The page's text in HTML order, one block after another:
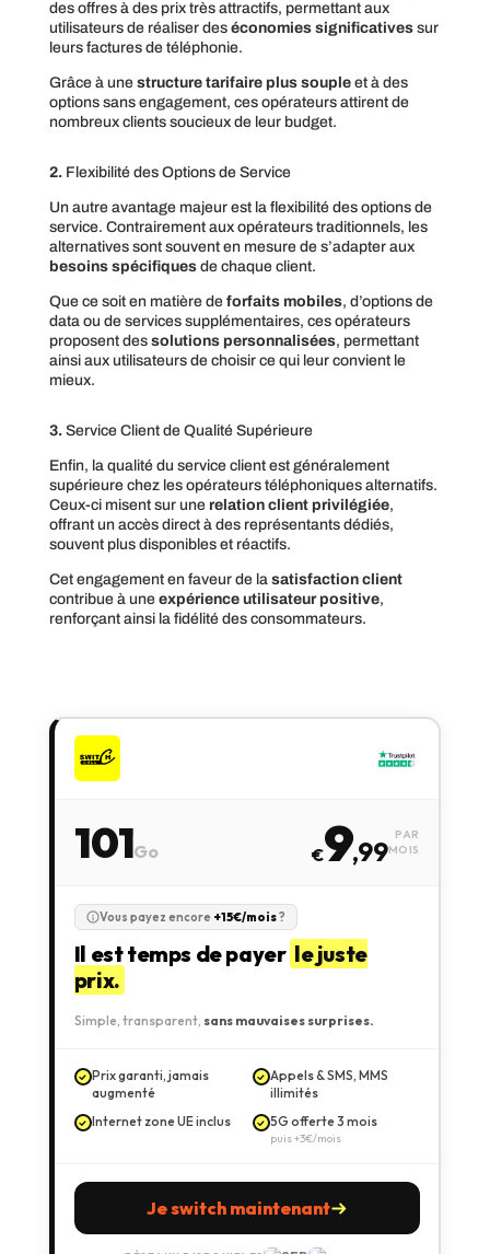
des offres à des prix très attractifs, permettant aux
utilisateurs de réaliser des économies significativessur
leurs factures de téléphonie.
Grâce à une structure tarifaire plus soupleet à des
options sans engagement, ces opérateurs attirent de
nombreux clients soucieux de leur budget.
2. Flexibilité des Options de Service
Un autre avantage majeur est la flexibilité des options de
service. Contrairement aux opérateurs traditionnels, les
alternatives sont souvent en mesure de s’adapter aux
besoins spécifiquesde chaque client.
Que ce soit en matière de forfaits mobiles, d’options de
data ou de services supplémentaires, ces opérateurs
proposent des solutions personnalisées, permettant
ainsi aux utilisateurs de choisir ce qui leur convient le
mieux.
3. Service Client de Qualité Supérieure
Enfin, la qualité du service client est généralement
supérieure chez les opérateurs téléphoniques alternatifs.
Ceux-ci misent sur une relation client privilégiée,
offrant un accès direct à des représentants dédiés,
souvent plus disponibles et réactifs.
Cet engagement en faveur de la satisfaction client
contribue à une expérience utilisateur positive,
renforçant ainsi la fidélité des consommateurs.
101Go €9,99
PAR
MOIS
Vous payez encore +15€/mois?
Il est temps de payer le juste
prix.
Simple, transparent, sans mauvaises surprises.
Prix garanti, jamais
augmenté
Appels & SMS, MMS
illimités
Internet zone UE inclus
5G offerte 3 mois
puis +3€/mois
Je switch maintenant